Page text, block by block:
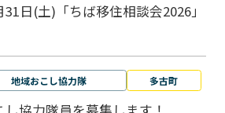
31日(土)「ちば移住相談会2026」
地域おこし協力隊 多古町